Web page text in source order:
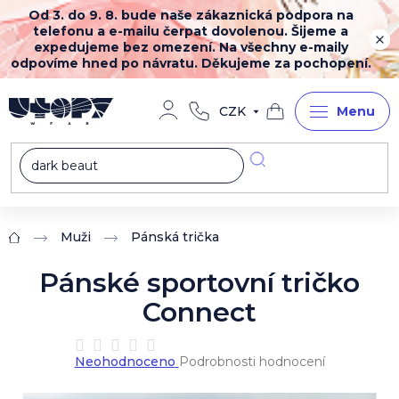
Přejít
na
obsah
Od 3. do 9. 8. bude naše zákaznická podpora na
telefonu a e-mailu čerpat dovolenou. Šijeme a
expedujeme bez omezení. Na všechny e-maily
odpovíme hned po návratu. Děkujeme za pochopení.
CZK
Nákupní
košík
Domů Muži Pánská trička
Pánské sportovní tričko
Connect
Průměrné
hodnocení
Neohodnoceno Podrobnosti hodnocení